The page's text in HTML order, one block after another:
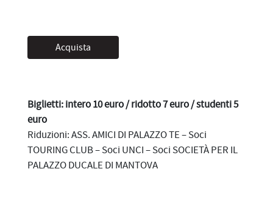
Acquista
Biglietti: intero 10 euro / ridotto 7 euro / studenti 5
euro
Riduzioni: ASS. AMICI DI PALAZZO TE – Soci
TOURING CLUB – Soci UNCI – Soci SOCIETÀ PER IL
PALAZZO DUCALE DI MANTOVA